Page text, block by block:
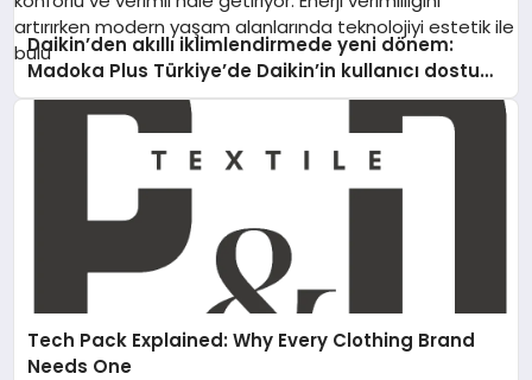
Daikin’den akıllı iklimlendirmede yeni dönem:
Madoka Plus Türkiye’de Daikin’in kullanıcı dostu
tasarımıyla öne çıkan Madoka ailesinin yeni nesil
teknolojilerle donatılmış son modeli VRV kontrol
ünitesi Madoka Plus Türkiye’de satışa sunuldu.
Tam dokunmatik ekranı, mobil uygulama desteği
iklimlendirme sistemlerinin yönetimini daha kolay,
konforlu ve verimli hale getiriyor. Enerji verimliliğini
artırırken modern yaşam alanlarında teknolojiyi
Tech Pack Explained: Why Every Clothing Brand
Needs One